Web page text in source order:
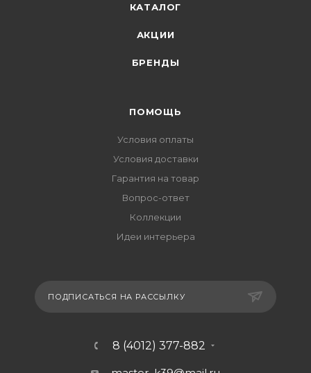
КАТАЛОГ
АКЦИИ
БРЕНДЫ
ПОМОЩЬ
Условия оплаты
Условия доставки
Гарантия на товар
Вопрос-ответ
Коллекции
Идеи интерьера
ПОДПИСАТЬСЯ НА РАССЫЛКУ
8 (4012) 377-882